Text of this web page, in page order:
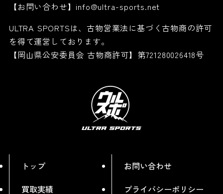
【お問い合わせ】info@ultra-sports.net
ULTRA SPORTSは、古物営業法に基づく古物商の許可
を得て運営しております。
【岡山県公安委員会 古物商許可】第721280026418号
トップ
お問い合わせ
買取実績
プライバシーポリシー